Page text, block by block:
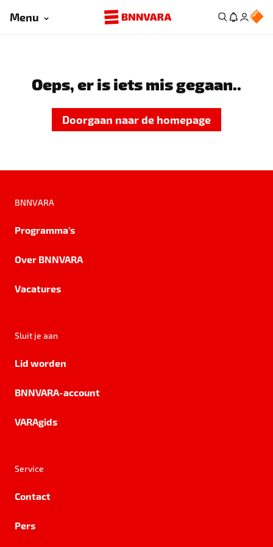
Menu
Oeps, er is iets mis gegaan..
Doorgaan naar de homepage
BNNVARA
Programma's
Over BNNVARA
Vacatures
Sluit je aan
Lid worden
BNNVARA-account
VARAgids
Service
Contact
Pers